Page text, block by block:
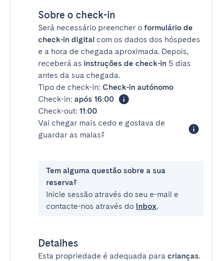
Sobre o check-in
Será necessário preencher o formulário de
check-in digital com os dados dos hóspedes
e a hora de chegada aproximada. Depois,
receberá as instruções de check-in 5 dias
antes da sua chegada.
Tipo de check-in: Check-in autónomo
Check-in: após 16:00
Check-out: 11:00
Vai chegar mais cedo e gostava de
guardar as malas?
Tem alguma questão sobre a sua
reserva?
Inicie sessão através do seu e-mail e
contacte-nos através do Inbox.
Detalhes
Esta propriedade é adequada para crianças.